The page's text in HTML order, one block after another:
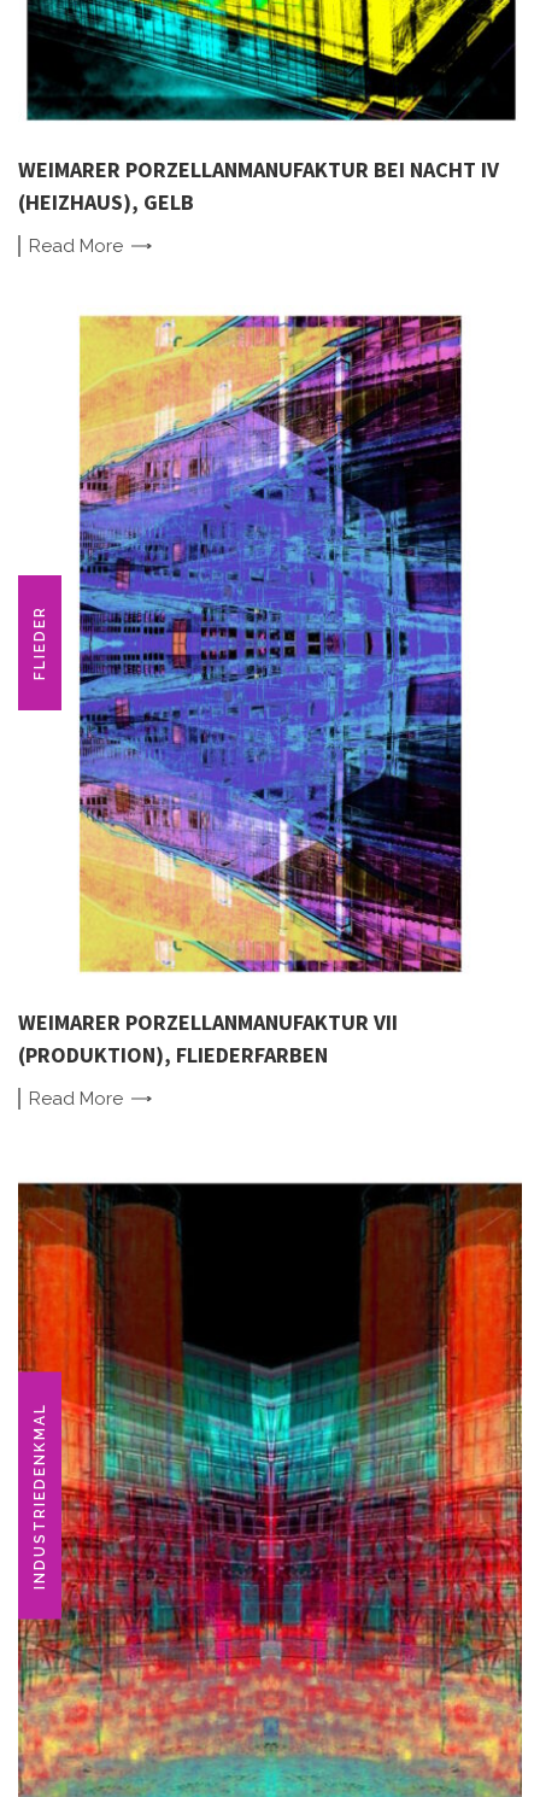
WEIMARER PORZELLANMANUFAKTUR BEI NACHT IV
(HEIZHAUS), GELB
Read More
FLIEDER
WEIMARER PORZELLANMANUFAKTUR VII
(PRODUKTION), FLIEDERFARBEN
Read More
INDUSTRIEDENKMAL